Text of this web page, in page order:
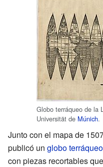
Globo terráqueo de la
Universität de Múnich.
Junto con el mapa de
publicó un globo terráqueo
con piezas recortables